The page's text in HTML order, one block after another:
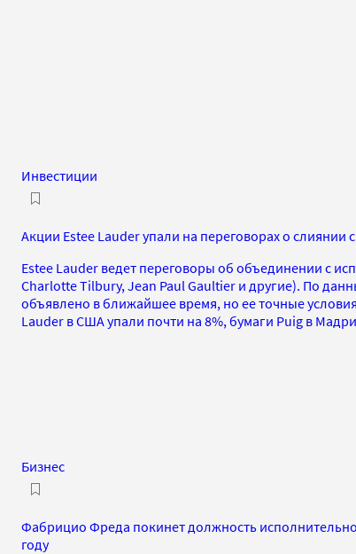
Инвестиции
Акции Estee Lauder упали на переговорах о
Estee Lauder ведет переговоры об объединении с
Charlotte Tilbury, Jean Paul Gaultier и другие). По
объявлено в ближайшее время, но ее точные
Lauder в США упали почти на 8%, бумаги Puig в
Бизнес
Фабрицио Фреда покинет должность
году